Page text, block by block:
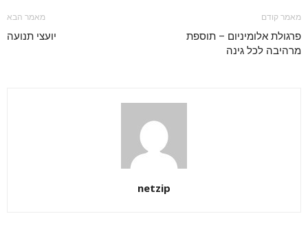
מאמר קודם
פרגולת אלומיניום – תוספת
מרהיבה לכל גינה
מאמר הבא
יועצי תנועה
netzip